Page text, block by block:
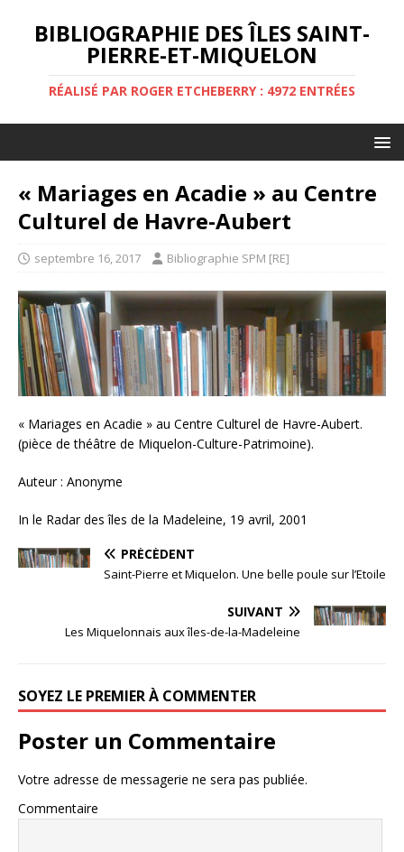
BIBLIOGRAPHIE DES ÎLES SAINT-
PIERRE-ET-MIQUELON
RÉALISÉ PAR ROGER ETCHEBERRY : 4972 ENTRÉES
« Mariages en Acadie » au Centre
Culturel de Havre-Aubert
septembre 16, 2017 Bibliographie SPM [RE]
« Mariages en Acadie » au Centre Culturel de Havre-Aubert.
(pièce de théâtre de Miquelon-Culture-Patrimoine).
Auteur : Anonyme
In le Radar des îles de la Madeleine, 19 avril, 2001
PRÉCÉDENT
Saint-Pierre et Miquelon. Une belle poule sur l’Etoile
SUIVANT
Les Miquelonnais aux îles-de-la-Madeleine
SOYEZ LE PREMIER À COMMENTER
Poster un Commentaire
Votre adresse de messagerie ne sera pas publiée.
Commentaire